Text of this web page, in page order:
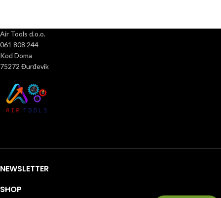
Air Tools d.o.o.
061 808 244
Kod Doma
75272 Đurđevik
NEWSLETTER
SHOP